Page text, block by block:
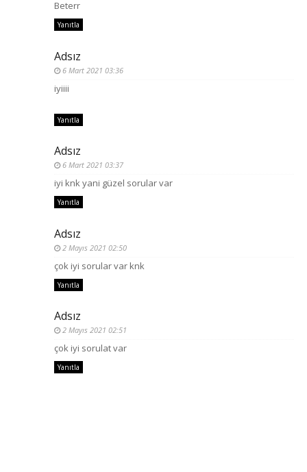
Beterr
Yanıtla
Adsız
6 Mart 2021 03:36
iyiiii
Yanıtla
Adsız
6 Mart 2021 03:37
iyi knk yani güzel sorular var
Yanıtla
Adsız
2 Mayıs 2021 02:50
çok iyi sorular var knk
Yanıtla
Adsız
2 Mayıs 2021 02:51
çok iyi sorulat var
Yanıtla